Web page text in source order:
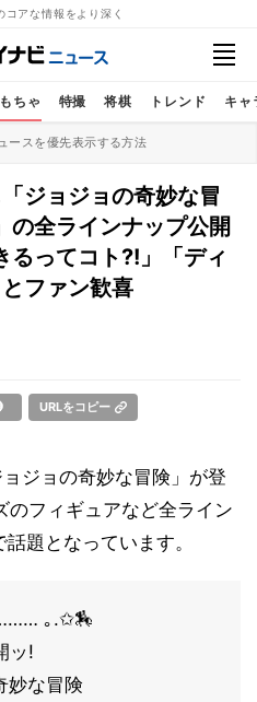
コアな情報をより深く
ちゃ 特撮 将棋 トレンド キャ
ースを優先表示する方法
ジョジョの奇妙な冒
の全ラインナップ公開
るってコト?!」「ディ
ファン歓喜
URLをコピー
ジョの奇妙な冒険」が登
のフィギュアなど全ライン
題となっています。
｡.✩🏇
ッ!
妙な冒険